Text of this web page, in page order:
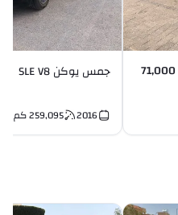
جمس يوكن SLE V8
2016
259,095 كم